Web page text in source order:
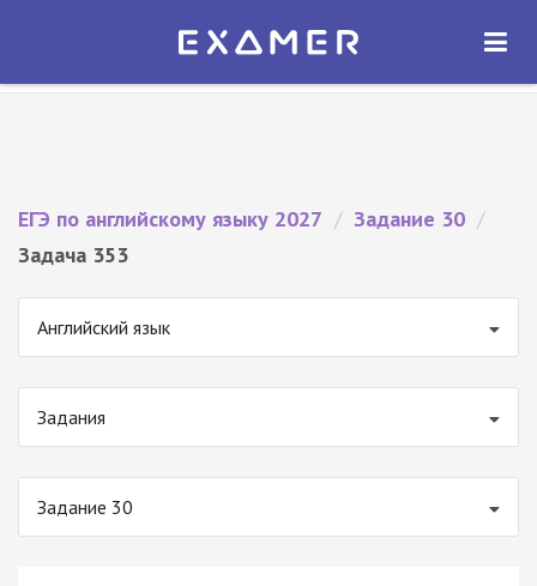
Экзамер — ЕГЭ 2027
ОТКРЫТЬ
ЕГЭ по английскому языку 2027 / Задание 30 /
Задача 353
Английский язык
Задания
Задание 30